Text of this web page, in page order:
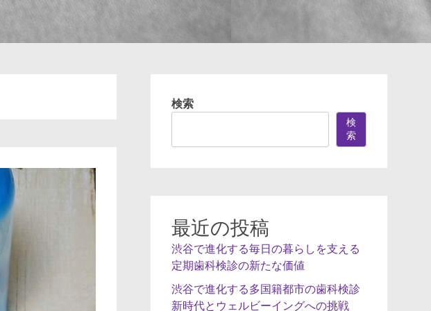
検索
検
索
最近の投稿
渋谷で進化する毎日の暮らしを支える
定期歯科検診の新たな価値
渋谷で進化する多国籍都市の歯科検診
新時代とウェルビーイングへの挑戦